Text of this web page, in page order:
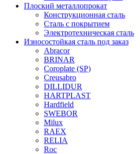
Плоский металлопрокат
Конструкционная сталь
Сталь с покрытием
Электротехническая сталь
Износостойкая сталь под заказ
Abracor
BRINAR
Coroplate (SP)
Creusabro
DILLIDUR
HARTPLAST
Hardfield
SWEBOR
Milux
RAEX
RELIA
Roc